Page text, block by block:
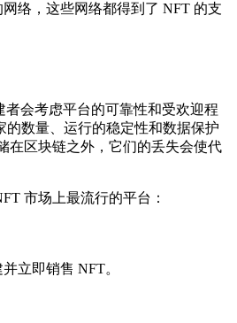
络，这些网络都得到了 NFT 的支
者会考虑平台的可靠性和受欢迎程
的数量、运行的稳定性和数据保护
在区块链之外，它们的丢失会使代
市场上最流行的平台：
立即销售 NFT。